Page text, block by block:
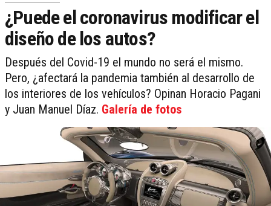
¿Puede el coronavirus modificar el
diseño de los autos?
Después del Covid-19 el mundo no será el mismo.
Pero, ¿afectará la pandemia también al desarrollo de
los interiores de los vehículos? Opinan Horacio Pagani
y Juan Manuel Díaz. Galería de fotos